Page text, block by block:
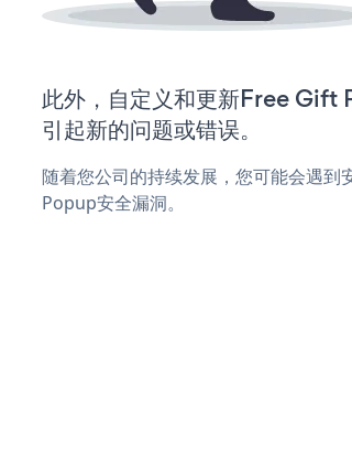
此外，自定义和更新Free Gift
引起新的问题或错误。
随着您公司的持续发展，您可能会遇
Popup安全漏洞。